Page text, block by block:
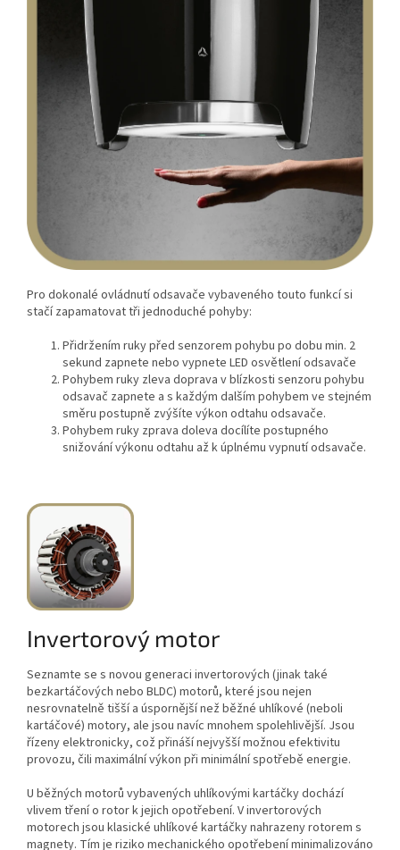
Pro dokonalé ovládnutí odsavače vybaveného touto funkcí si
stačí zapamatovat tři jednoduché pohyby:
Přidržením ruky před senzorem pohybu po dobu min. 2
sekund zapnete nebo vypnete LED osvětlení odsavače
Pohybem ruky zleva doprava v blízkosti senzoru pohybu
odsavač zapnete a s každým dalším pohybem ve stejném
směru postupně zvýšíte výkon odtahu odsavače.
Pohybem ruky zprava doleva docílíte postupného
snižování výkonu odtahu až k úplnému vypnutí odsavače.
Invertorový motor
Seznamte se s novou generaci invertorových (jinak také
bezkartáčových nebo BLDC) motorů, které jsou nejen
nesrovnatelně tišší a úspornější než běžné uhlíkové (neboli
kartáčové) motory, ale jsou navíc mnohem spolehlivější. Jsou
řízeny elektronicky, což přináší nejvyšší možnou efektivitu
provozu, čili maximální výkon při minimální spotřebě energie.
U běžných motorů vybavených uhlíkovými kartáčky dochází
vlivem tření o rotor k jejich opotřebení. V invertorových
motorech jsou klasické uhlíkové kartáčky nahrazeny rotorem s
magnety. Tím je riziko mechanického opotřebení minimalizováno